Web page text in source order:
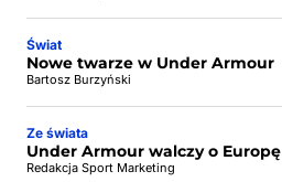
Świat
Nowe twarze w Under Armour
Bartosz Burzyński
Ze świata
Under Armour walczy o Europę
Redakcja Sport Marketing